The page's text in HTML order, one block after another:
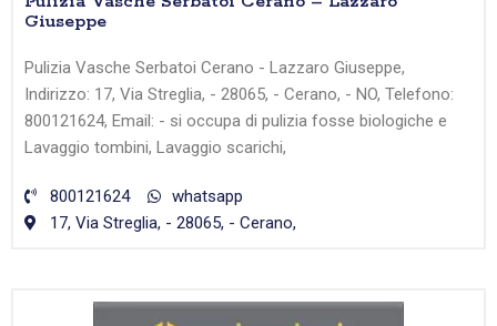
Giuseppe
Pulizia Vasche Serbatoi Cerano - Lazzaro Giuseppe,
Indirizzo: 17, Via Streglia, - 28065, - Cerano, - NO, Telefono:
800121624, Email: - si occupa di pulizia fosse biologiche e
Lavaggio tombini, Lavaggio scarichi,
800121624
whatsapp
17, Via Streglia, - 28065, - Cerano,